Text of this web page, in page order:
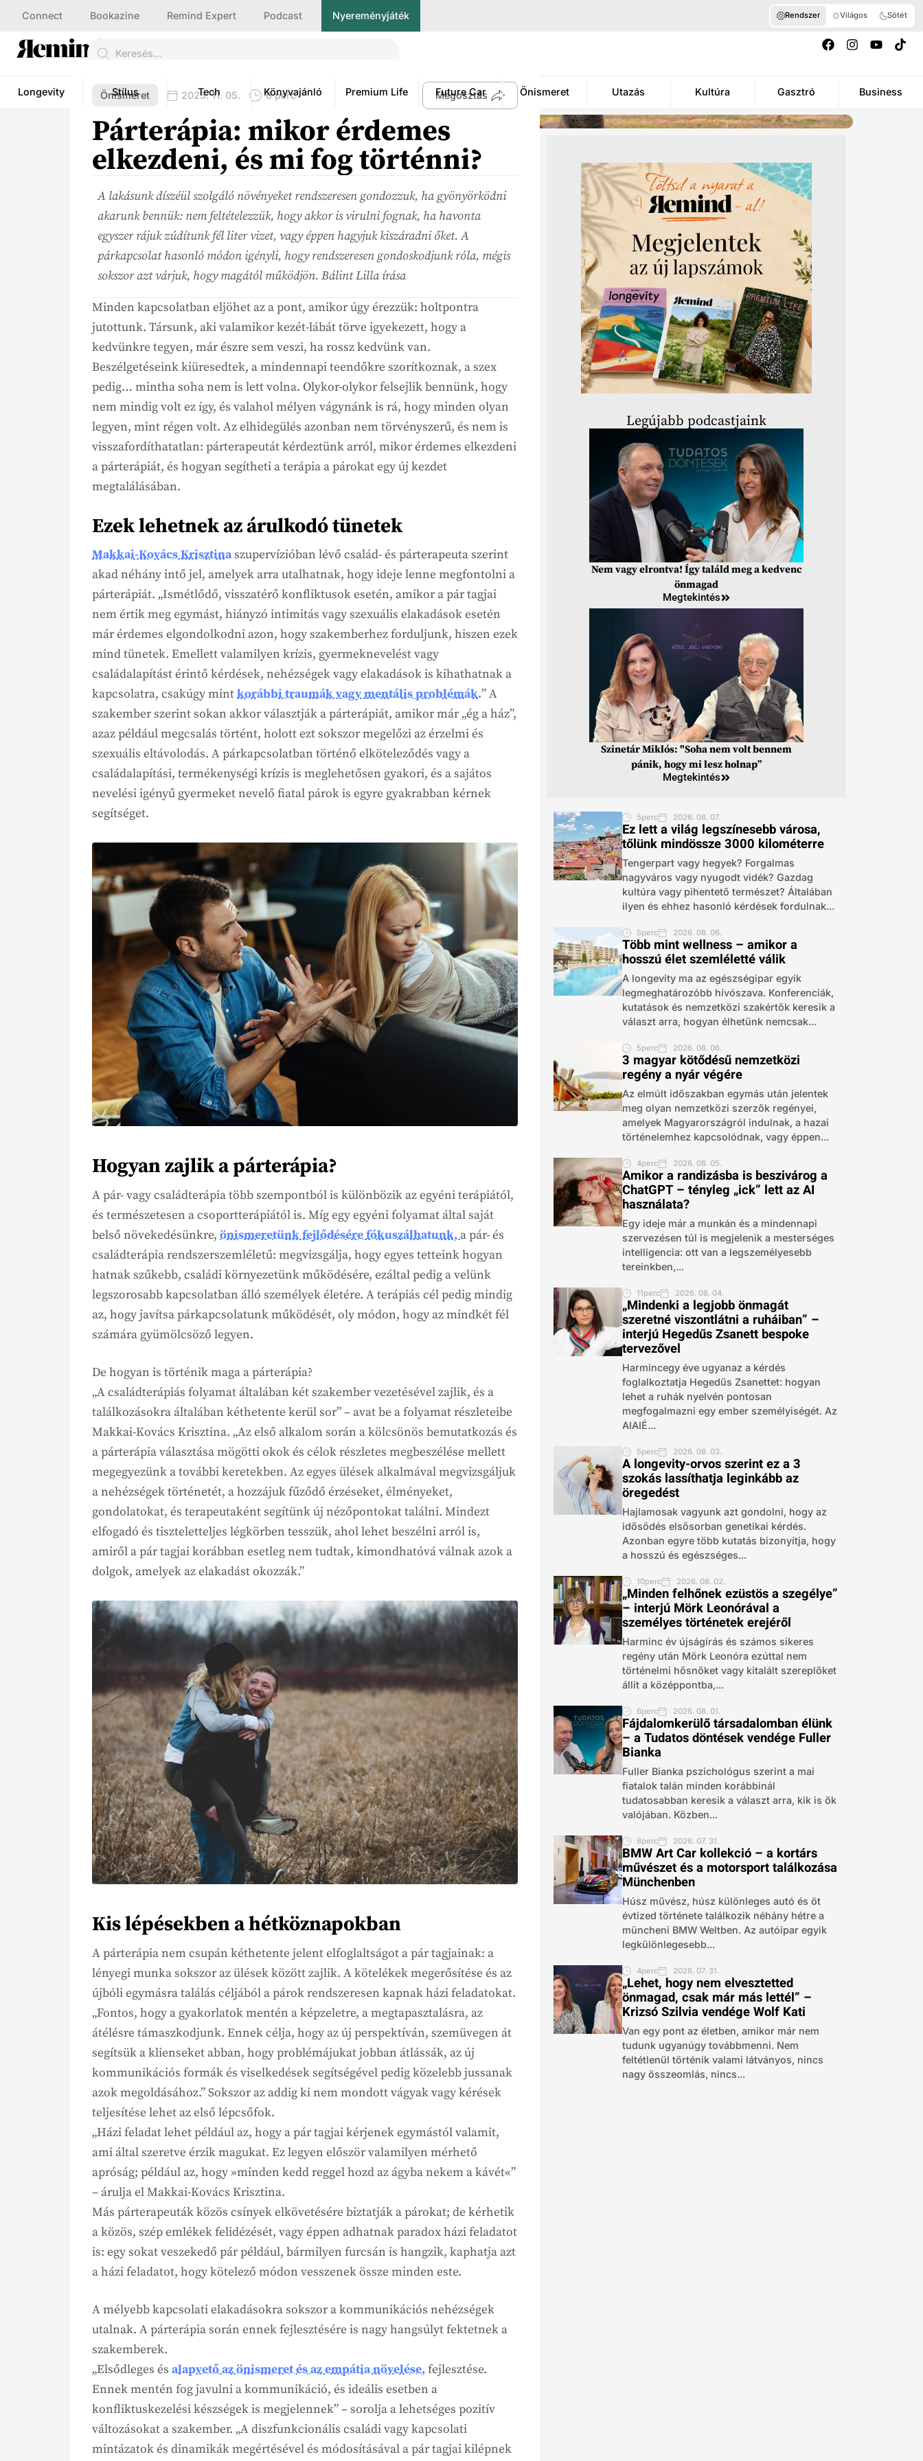
Connect Bookazine Remind Expert Podcast Nyereményjáték Rendszer Világos Sötét
Longevity Stílus Tech Könyvajánló Premium Life Future Car Önismeret Utazás Kultúra Gasztró Business
Önismeret 2025. 11. 05. 6 perc Megosztás
Párterápia: mikor érdemes
elkezdeni, és mi fog történni?
A lakásunk díszéül szolgáló növényeket rendszeresen gondozzuk, ha gyönyörködni
akarunk bennük: nem feltételezzük, hogy akkor is virulni fognak, ha havonta
egyszer rájuk zúdítunk fél liter vizet, vagy éppen hagyjuk kiszáradni őket. A
párkapcsolat hasonló módon igényli, hogy rendszeresen gondoskodjunk róla, mégis
sokszor azt várjuk, hogy magától működjön. Bálint Lilla írása
Minden kapcsolatban eljöhet az a pont, amikor úgy érezzük: holtpontra
jutottunk. Társunk, aki valamikor kezét-lábát törve igyekezett, hogy a
kedvünkre tegyen, már észre sem veszi, ha rossz kedvünk van.
Beszélgetéseink kiüresedtek, a mindennapi teendőkre szorítkoznak, a szex
pedig… mintha soha nem is lett volna. Olykor-olykor felsejlik bennünk, hogy
nem mindig volt ez így, és valahol mélyen vágynánk is rá, hogy minden olyan
legyen, mint régen volt. Az elhidegülés azonban nem törvényszerű, és nem is
visszafordíthatatlan: párterapeutát kérdeztünk arról, mikor érdemes elkezdeni
a párterápiát, és hogyan segítheti a terápia a párokat egy új kezdet
megtalálásában.
Ezek lehetnek az árulkodó tünetek
Makkai-Kovács Krisztinaszupervízióban lévő család- és párterapeuta szerint
akad néhány intő jel, amelyek arra utalhatnak, hogy ideje lenne megfontolni a
párterápiát. „Ismétlődő, visszatérő konfliktusok esetén, amikor a pár tagjai
nem értik meg egymást, hiányzó intimitás vagy szexuális elakadások esetén
már érdemes elgondolkodni azon, hogy szakemberhez forduljunk, hiszen ezek
mind tünetek. Emellett valamilyen krízis, gyermeknevelést vagy
családalapítást érintő kérdések, nehézségek vagy elakadások is kihathatnak a
kapcsolatra, csakúgy mintkorábbi traumák vagy mentális problémák.” A
szakember szerint sokan akkor választják a párterápiát, amikor már „ég a ház”,
azaz például megcsalás történt, holott ezt sokszor megelőzi az érzelmi és
szexuális eltávolodás. A párkapcsolatban történő elköteleződés vagy a
családalapítási, termékenységi krízis is meglehetősen gyakori, és a sajátos
nevelési igényű gyermeket nevelő fiatal párok is egyre gyakrabban kérnek
segítséget.
Hogyan zajlik a párterápia?
A pár- vagy családterápia több szempontból is különbözik az egyéni terápiától,
és természetesen a csoportterápiától is. Míg egy egyéni folyamat által saját
belső növekedésünkre, önismeretünk fejlődésére fókuszálhatunk,a pár- és
családterápia rendszerszemléletű: megvizsgálja, hogy egyes tetteink hogyan
hatnak szűkebb, családi környezetünk működésére, ezáltal pedig a velünk
legszorosabb kapcsolatban álló személyek életére. A terápiás cél pedig mindig
az, hogy javítsa párkapcsolatunk működését, oly módon, hogy az mindkét fél
számára gyümölcsöző legyen.
De hogyan is történik maga a párterápia?
„A családterápiás folyamat általában két szakember vezetésével zajlik, és a
találkozásokra általában kéthetente kerül sor” – avat be a folyamat részleteibe
Makkai-Kovács Krisztina. „Az első alkalom során a kölcsönös bemutatkozás és
a párterápia választása mögötti okok és célok részletes megbeszélése mellett
megegyezünk a további keretekben. Az egyes ülések alkalmával megvizsgáljuk
a nehézségek történetét, a hozzájuk fűződő érzéseket, élményeket,
gondolatokat, és terapeutaként segítünk új nézőpontokat találni. Mindezt
elfogadó és tiszteletteljes légkörben tesszük, ahol lehet beszélni arról is,
amiről a pár tagjai korábban esetleg nem tudtak, kimondhatóvá válnak azok a
dolgok, amelyek az elakadást okozzák.”
Kis lépésekben a hétköznapokban
A párterápia nem csupán kéthetente jelent elfoglaltságot a pár tagjainak: a
lényegi munka sokszor az ülések között zajlik. A kötelékek megerősítése és az
újbóli egymásra találás céljából a párok rendszeresen kapnak házi feladatokat.
„Fontos, hogy a gyakorlatok mentén a képzeletre, a megtapasztalásra, az
átélésre támaszkodjunk. Ennek célja, hogy az új perspektíván, szemüvegen át
segítsük a klienseket abban, hogy problémájukat jobban átlássák, az új
kommunikációs formák és viselkedések segítségével pedig közelebb jussanak
azok megoldásához.” Sokszor az addig ki nem mondott vágyak vagy kérések
teljesítése lehet az első lépcsőfok.
„Házi feladat lehet például az, hogy a pár tagjai kérjenek egymástól valamit,
ami által szeretve érzik magukat. Ez legyen először valamilyen mérhető
apróság; például az, hogy »minden kedd reggel hozd az ágyba nekem a kávét«”
– árulja el Makkai-Kovács Krisztina.
Más párterapeuták közös csínyek elkövetésére biztatják a párokat; de kérhetik
a közös, szép emlékek felidézését, vagy éppen adhatnak paradox házi feladatot
is: egy sokat veszekedő pár például, bármilyen furcsán is hangzik, kaphatja azt
a házi feladatot, hogy kötelező módon vesszenek össze minden este.
A mélyebb kapcsolati elakadásokra sokszor a kommunikációs nehézségek
utalnak. A párterápia során ennek fejlesztésére is nagy hangsúlyt fektetnek a
szakemberek.
„Elsődleges és alapvető az önismeret és az empátia növelése, fejlesztése.
Ennek mentén fog javulni a kommunikáció, és ideális esetben a
konfliktuskezelési készségek is megjelennek” – sorolja a lehetséges pozitív
változásokat a szakember. „A diszfunkcionális családi vagy kapcsolati
mintázatok és dinamikák megértésével és módosításával a pár tagjai kilépnek
Legújabb podcastjaink
Nem vagy elrontva! Így találd meg a kedvenc
önmagad
Megtekintés
Szinetár Miklós: "Soha nem volt bennem
pánik, hogy mi lesz holnap”
Megtekintés
5perc 2026. 08. 07.
Ez lett a világ legszínesebb városa,
tőlünk mindössze 3000 kilométerre
Tengerpart vagy hegyek? Forgalmas
nagyváros vagy nyugodt vidék? Gazdag
kultúra vagy pihentető természet? Általában
ilyen és ehhez hasonló kérdések fordulnak...
5perc 2026. 08. 06.
Több mint wellness – amikor a
hosszú élet szemléletté válik
A longevity ma az egészségipar egyik
legmeghatározóbb hívószava. Konferenciák,
kutatások és nemzetközi szakértők keresik a
választ arra, hogyan élhetünk nemcsak...
5perc 2026. 08. 06.
3 magyar kötődésű nemzetközi
regény a nyár végére
Az elmúlt időszakban egymás után jelentek
meg olyan nemzetközi szerzők regényei,
amelyek Magyarországról indulnak, a hazai
történelemhez kapcsolódnak, vagy éppen...
4perc 2026. 08. 05.
Amikor a randizásba is beszivárog a
ChatGPT – tényleg „ick” lett az AI
használata?
Egy ideje már a munkán és a mindennapi
szervezésen túl is megjelenik a mesterséges
intelligencia: ott van a legszemélyesebb
tereinkben,...
11perc 2026. 08. 04.
„Mindenki a legjobb önmagát
szeretné viszontlátni a ruháiban” –
interjú Hegedűs Zsanett bespoke
tervezővel
Harmincegy éve ugyanaz a kérdés
foglalkoztatja Hegedűs Zsanettet: hogyan
lehet a ruhák nyelvén pontosan
megfogalmazni egy ember személyiségét. Az
AIAIÉ...
5perc 2026. 08. 03.
A longevity-orvos szerint ez a 3
szokás lassíthatja leginkább az
öregedést
Hajlamosak vagyunk azt gondolni, hogy az
idősödés elsősorban genetikai kérdés.
Azonban egyre több kutatás bizonyítja, hogy
a hosszú és egészséges...
10perc 2026. 08. 02.
„Minden felhőnek ezüstös a szegélye”
– interjú Mörk Leonórával a
személyes történetek erejéről
Harminc év újságírás és számos sikeres
regény után Mörk Leonóra ezúttal nem
történelmi hősnőket vagy kitalált szereplőket
állít a középpontba,...
6perc 2026. 08. 01.
Fájdalomkerülő társadalomban élünk
– a Tudatos döntések vendége Fuller
Bianka
Fuller Bianka pszichológus szerint a mai
fiatalok talán minden korábbinál
tudatosabban keresik a választ arra, kik is ők
valójában. Közben...
8perc 2026. 07. 31.
BMW Art Car kollekció – a kortárs
művészet és a motorsport találkozása
Münchenben
Húsz művész, húsz különleges autó és öt
évtized története találkozik néhány hétre a
müncheni BMW Weltben. Az autóipar egyik
legkülönlegesebb...
4perc 2026. 07. 31.
„Lehet, hogy nem elvesztetted
önmagad, csak már más lettél” –
Krizsó Szilvia vendége Wolf Kati
Van egy pont az életben, amikor már nem
tudunk ugyanúgy továbbmenni. Nem
feltétlenül történik valami látványos, nincs
nagy összeomlás, nincs...